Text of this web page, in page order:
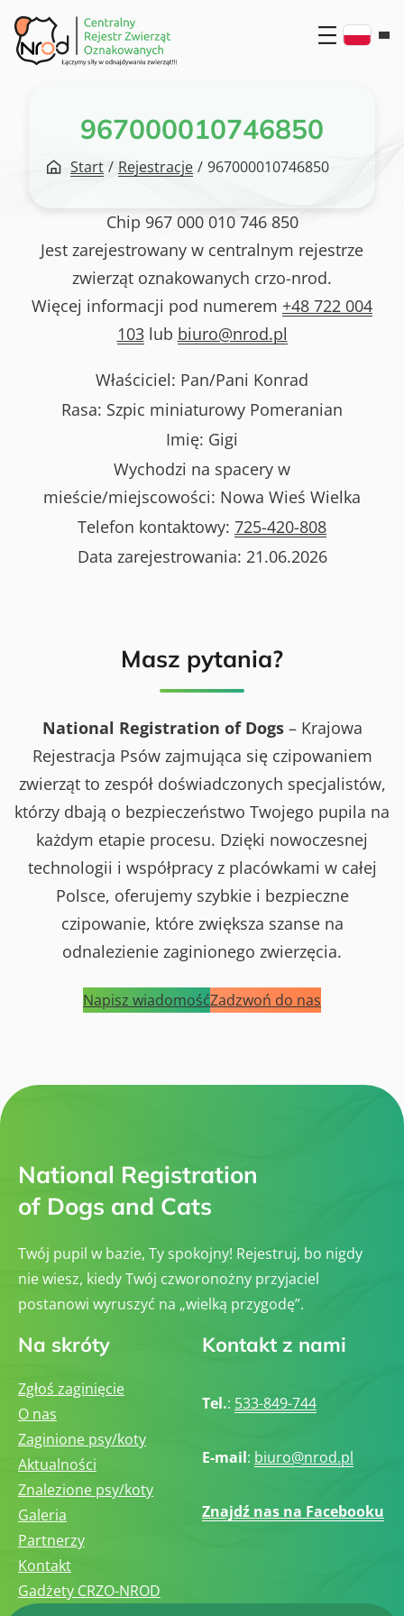
Przejdź
do
treści
967000010746850
Start / Rejestracje / 967000010746850
Chip 967 000 010 746 850
Jest zarejestrowany w centralnym rejestrze
zwierząt oznakowanych crzo-nrod.
Więcej informacji pod numerem +48 722 004
103lub biuro@nrod.pl
Właściciel: Pan/Pani Konrad
Rasa: Szpic miniaturowy Pomeranian
Imię: Gigi
Wychodzi na spacery w
mieście/miejscowości: Nowa Wieś Wielka
Telefon kontaktowy: 725-420-808
Data zarejestrowania: 21.06.2026
Masz pytania?
National Registration of Dogs– Krajowa
Rejestracja Psów zajmująca się czipowaniem
zwierząt to zespół doświadczonych specjalistów,
którzy dbają o bezpieczeństwo Twojego pupila na
każdym etapie procesu. Dzięki nowoczesnej
technologii i współpracy z placówkami w całej
Polsce, oferujemy szybkie i bezpieczne
czipowanie, które zwiększa szanse na
odnalezienie zaginionego zwierzęcia.
Napisz wiadomośćZadzwoń do nas
National Registration
of Dogs and Cats
Twój pupil w bazie, Ty spokojny! Rejestruj, bo nigdy
nie wiesz, kiedy Twój czworonożny przyjaciel
postanowi wyruszyć na „wielką przygodę”.
Na skróty
Zgłoś zaginięcie
O nas
Zaginione psy/koty
Aktualności
Znalezione psy/koty
Galeria
Partnerzy
Kontakt
Gadżety CRZO-NROD
Kontakt z nami
Tel.: 533-849-744
E-mail: biuro@nrod.pl
Znajdź nas na Facebooku